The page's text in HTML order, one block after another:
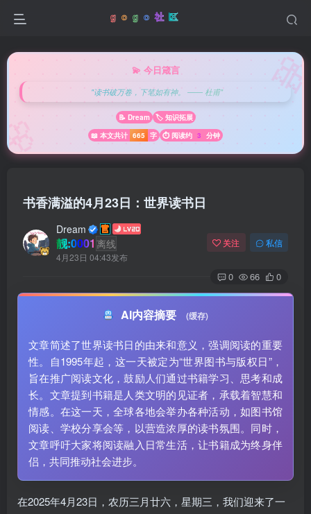
💫 今日箴言
"读书破万卷，下笔如有神。 —— 杜甫"
📝 Dream
🏷️ 知识拓展
📖 本文共计 665 字 ⏱️ 阅读约 3 分钟
书香满溢的4月23日：世界读书日
Dream
靓:0001 离线
4月23日 04:43发布
关注 私信
0 66 0
AI内容摘要 (缓存)
文章简述了世界读书日的由来和意义，强调阅读的重要
性。自1995年起，这一天被定为“世界图书与版权日”，
旨在推广阅读文化，鼓励人们通过书籍学习、思考和成
长。文章提到书籍是人类文明的见证者，承载着智慧和
情感。在这一天，全球各地会举办各种活动，如图书馆
阅读、学校分享会等，以营造浓厚的读书氛围。同时，
文章呼吁大家将阅读融入日常生活，让书籍成为终身伴
侣，共同推动社会进步。
在2025年4月23日，农历三月廿六，星期三，我们迎来了一